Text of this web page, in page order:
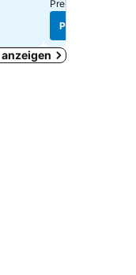
Preise von
Preise sehen